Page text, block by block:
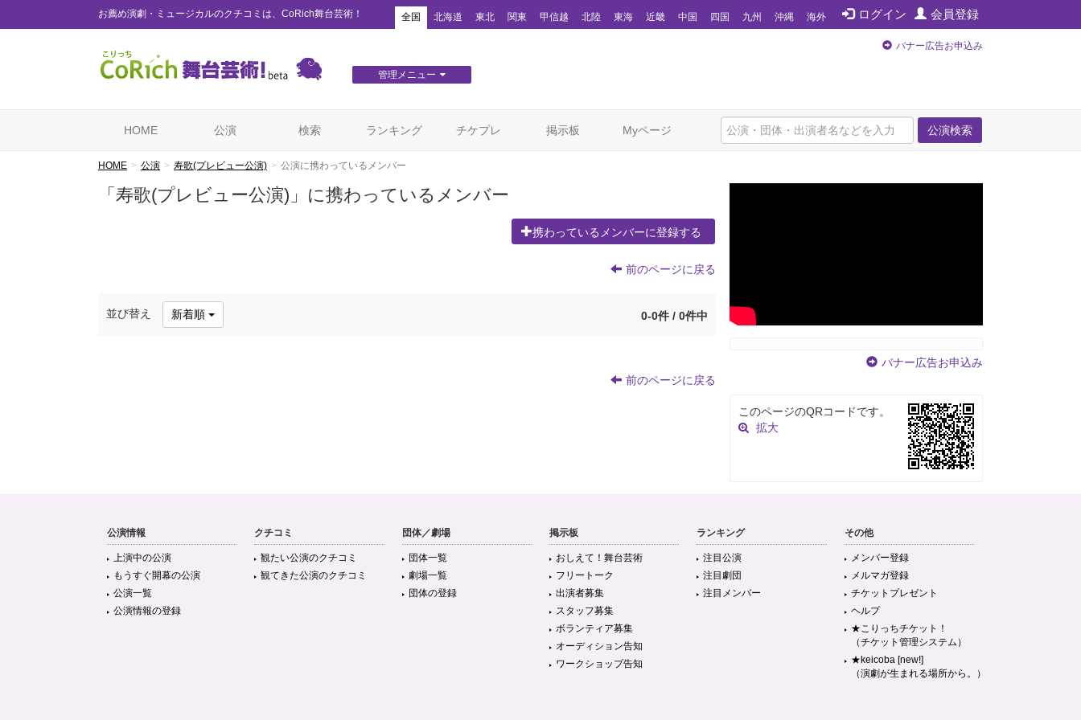
お薦め演劇・ミュージカルのクチコミは、CoRich舞台芸術！ ログイン 会員登録
全国 北海道 東北 関東 甲信越 北陸 東海 近畿 中国 四国 九州 沖縄 海外
管理メニュー
バナー広告お申込み
公演検索
HOME 公演 検索 ランキング チケプレ 掲示板 Myページ
HOME 公演 寿歌(プレビュー公演) 公演に携わっているメンバー
「寿歌(プレビュー公演)」に携わっているメンバー
携わっているメンバーに登録する
前のページに戻る
並び替え 新着順 0-0件 / 0件中
前のページに戻る
バナー広告お申込み
このページのQRコードです。
拡大
公演情報
上演中の公演
もうすぐ開幕の公演
公演一覧
公演情報の登録
クチコミ
観たい公演のクチコミ
観てきた公演のクチコミ
団体／劇場
団体一覧
劇場一覧
団体の登録
掲示板
おしえて！舞台芸術
フリートーク
出演者募集
スタッフ募集
ボランティア募集
オーディション告知
ワークショップ告知
ランキング
注目公演
注目劇団
注目メンバー
その他
メンバー登録
メルマガ登録
チケットプレゼント
ヘルプ
★こりっちチケット！
（チケット管理システム）
★keicoba [new!]
（演劇が生まれる場所から。）